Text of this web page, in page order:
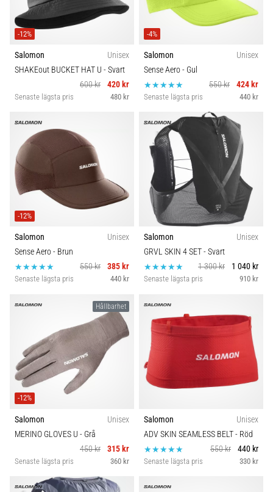
-12%
Salomon
Unisex
SHAKEout BUCKET HAT U - Svart
600 kr
420 kr
Senaste lägsta pris 480 kr
-4%
Salomon
Unisex
Sense Aero- Gul
550 kr
424 kr
Senaste lägsta pris 440 kr
-12%
Salomon
Unisex
Sense Aero- Brun
550 kr
385 kr
Senaste lägsta pris 440 kr
Salomon
Unisex
GRVL SKIN 4 SET- Svart
1 300 kr
1 040 kr
Senaste lägsta pris 910 kr
Hållbarhet
-12%
Salomon
Unisex
MERINO GLOVES U - Grå
450 kr
315 kr
Senaste lägsta pris 360 kr
Salomon
Unisex
ADV SKIN SEAMLESS BELT- Röd
550 kr
440 kr
Senaste lägsta pris 330 kr